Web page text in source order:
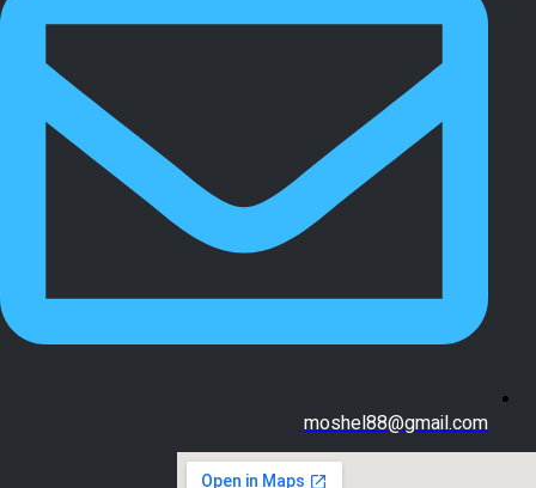
moshel88@gmail.com